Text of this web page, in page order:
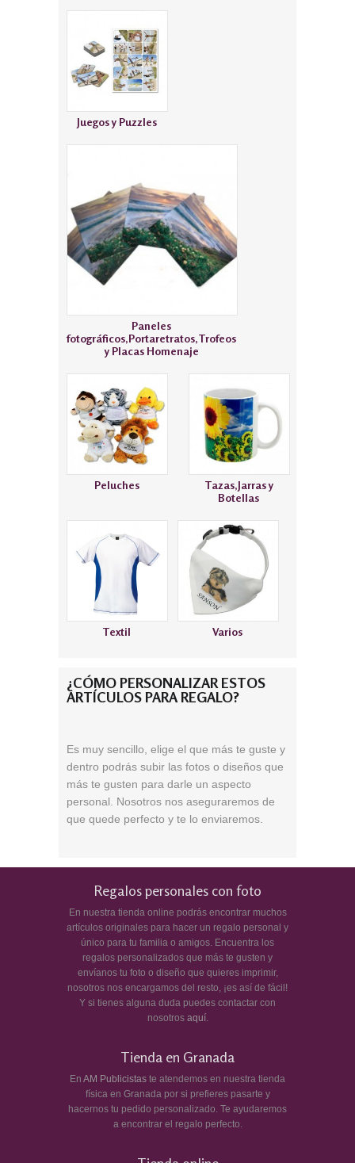
Juegos y Puzzles
Paneles
fotográficos,Portaretratos,Trofeos
y Placas Homenaje
Peluches
Tazas,Jarras y
Botellas
Textil Varios
¿CÓMO PERSONALIZAR ESTOS
ARTÍCULOS PARA REGALO?
Es muy sencillo, elige el que más te guste y
dentro podrás subir las fotos o diseños que
más te gusten para darle un aspecto
personal. Nosotros nos aseguraremos de
que quede perfecto y te lo enviaremos.
Regalos personales con foto
En nuestra tienda online podrás encontrar muchos
artículos originales para hacer un regalo personal y
único para tu familia o amigos. Encuentra los
regalos personalizados que más te gusten y
envíanos tu foto o diseño que quieres imprimir,
nosotros nos encargamos del resto, ¡es así de fácil!
Y si tienes alguna duda puedes contactar con
nosotros aquí.
Tienda en Granada
En AM Publicistas te atendemos en nuestra tienda
física en Granada por si prefieres pasarte y
hacernos tu pedido personalizado. Te ayudaremos
a encontrar el regalo perfecto.